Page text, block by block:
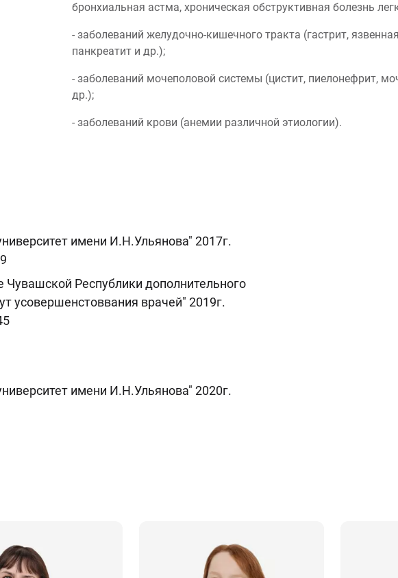
бронхиальная астма, хроническая обструктивная болезнь
- заболеваний желудочно-кишечного тракта (гастрит,
панкреатит и др.);
- заболеваний мочеполовой системы (цистит, пиелонефрит,
др.);
- заболеваний крови (анемии различной этиологии).
имени И.Н.Ульянова" 2017г.
Республики дополнительного
усовершенстоввания врачей" 2019г.
имени И.Н.Ульянова" 2020г.